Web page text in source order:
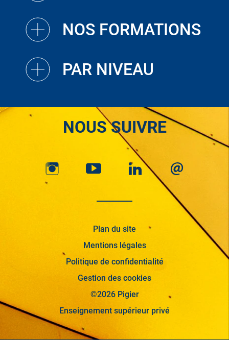
NOS FORMATIONS
PAR NIVEAU
NOUS SUIVRE
Plan du site
Mentions légales
Politique de confidentialité
Gestion des cookies
©2026 Pigier
Enseignement supérieur privé